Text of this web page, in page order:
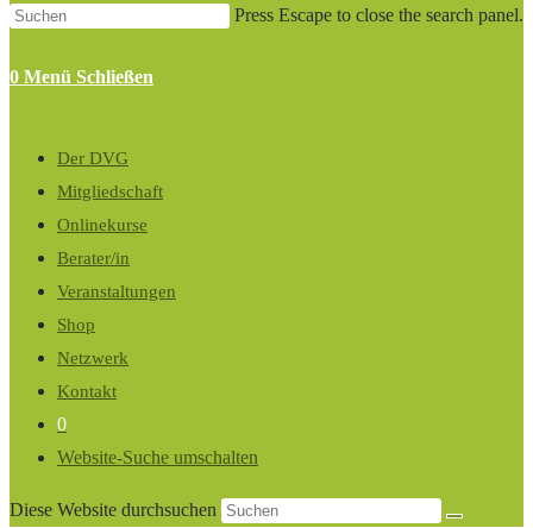
Press Escape to close the search panel.
0 Menü Schließen
Der DVG
Mitgliedschaft
Onlinekurse
Berater/in
Veranstaltungen
Shop
Netzwerk
Kontakt
0
Website-Suche umschalten
Diese Website durchsuchen